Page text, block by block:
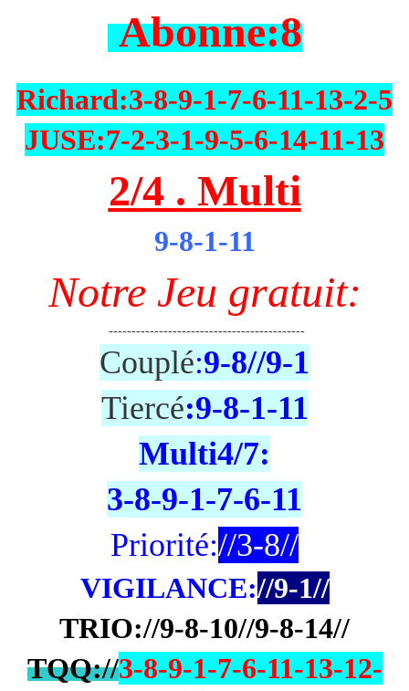
Abonne:8
Richard:3-8-9-1-7-6-11-13-2-5
JUSE:7-2-3-1-9-5-6-14-11-13
2/4 . Multi
9-8-1-11
Notre Jeu gratuit:
-------------------------------------------
Couplé:9-8//9-1
Tiercé:9-8-1-11
Multi4/7:
3-8-9-1-7-6-11
Priorité://3-8//
VIGILANCE://9-1//
TRIO://9-8-10//9-8-14//
TQQ://3-8-9-1-7-6-11-13-12-